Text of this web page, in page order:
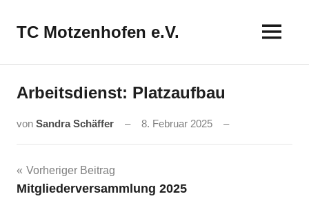
InhaltTC Motzenhofen e.V.
Arbeitsdienst: Platzaufbau
von Sandra Schäffer 8. Februar 2025
Beitragsnavigation
Vorheriger Beitrag
Mitgliederversammlung 2025